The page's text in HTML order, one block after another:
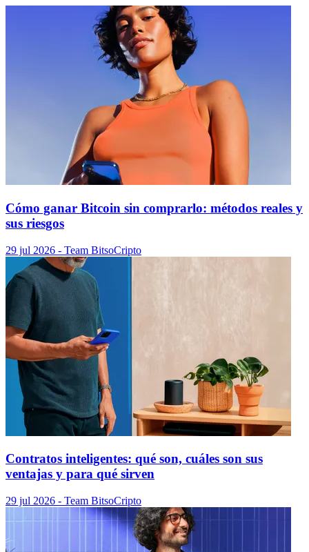
Cómo ganar Bitcoin sin comprarlo: métodos reales y
sus riesgos
29 jul 2026 - Team BitsoCripto
Contratos inteligentes: qué son, cuáles son sus
ventajas y para qué sirven
29 jul 2026 - Team BitsoCripto